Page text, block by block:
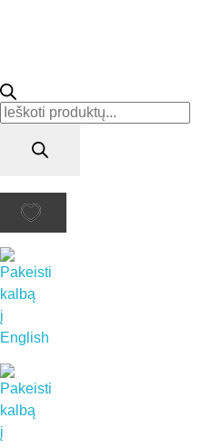
Products
search